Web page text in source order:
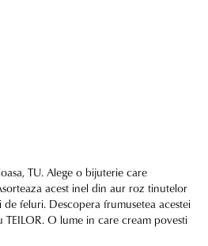
TU. Alege o bijuterie care
acest inel din aur roz tinutelor
feluri. Descopera frumusetea acestei
TEILOR. O lume in care cream povesti